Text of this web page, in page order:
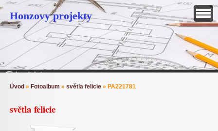
Honzovy projekty
Úvod » Fotoalbum » světla felicie » PA221781
světla felicie